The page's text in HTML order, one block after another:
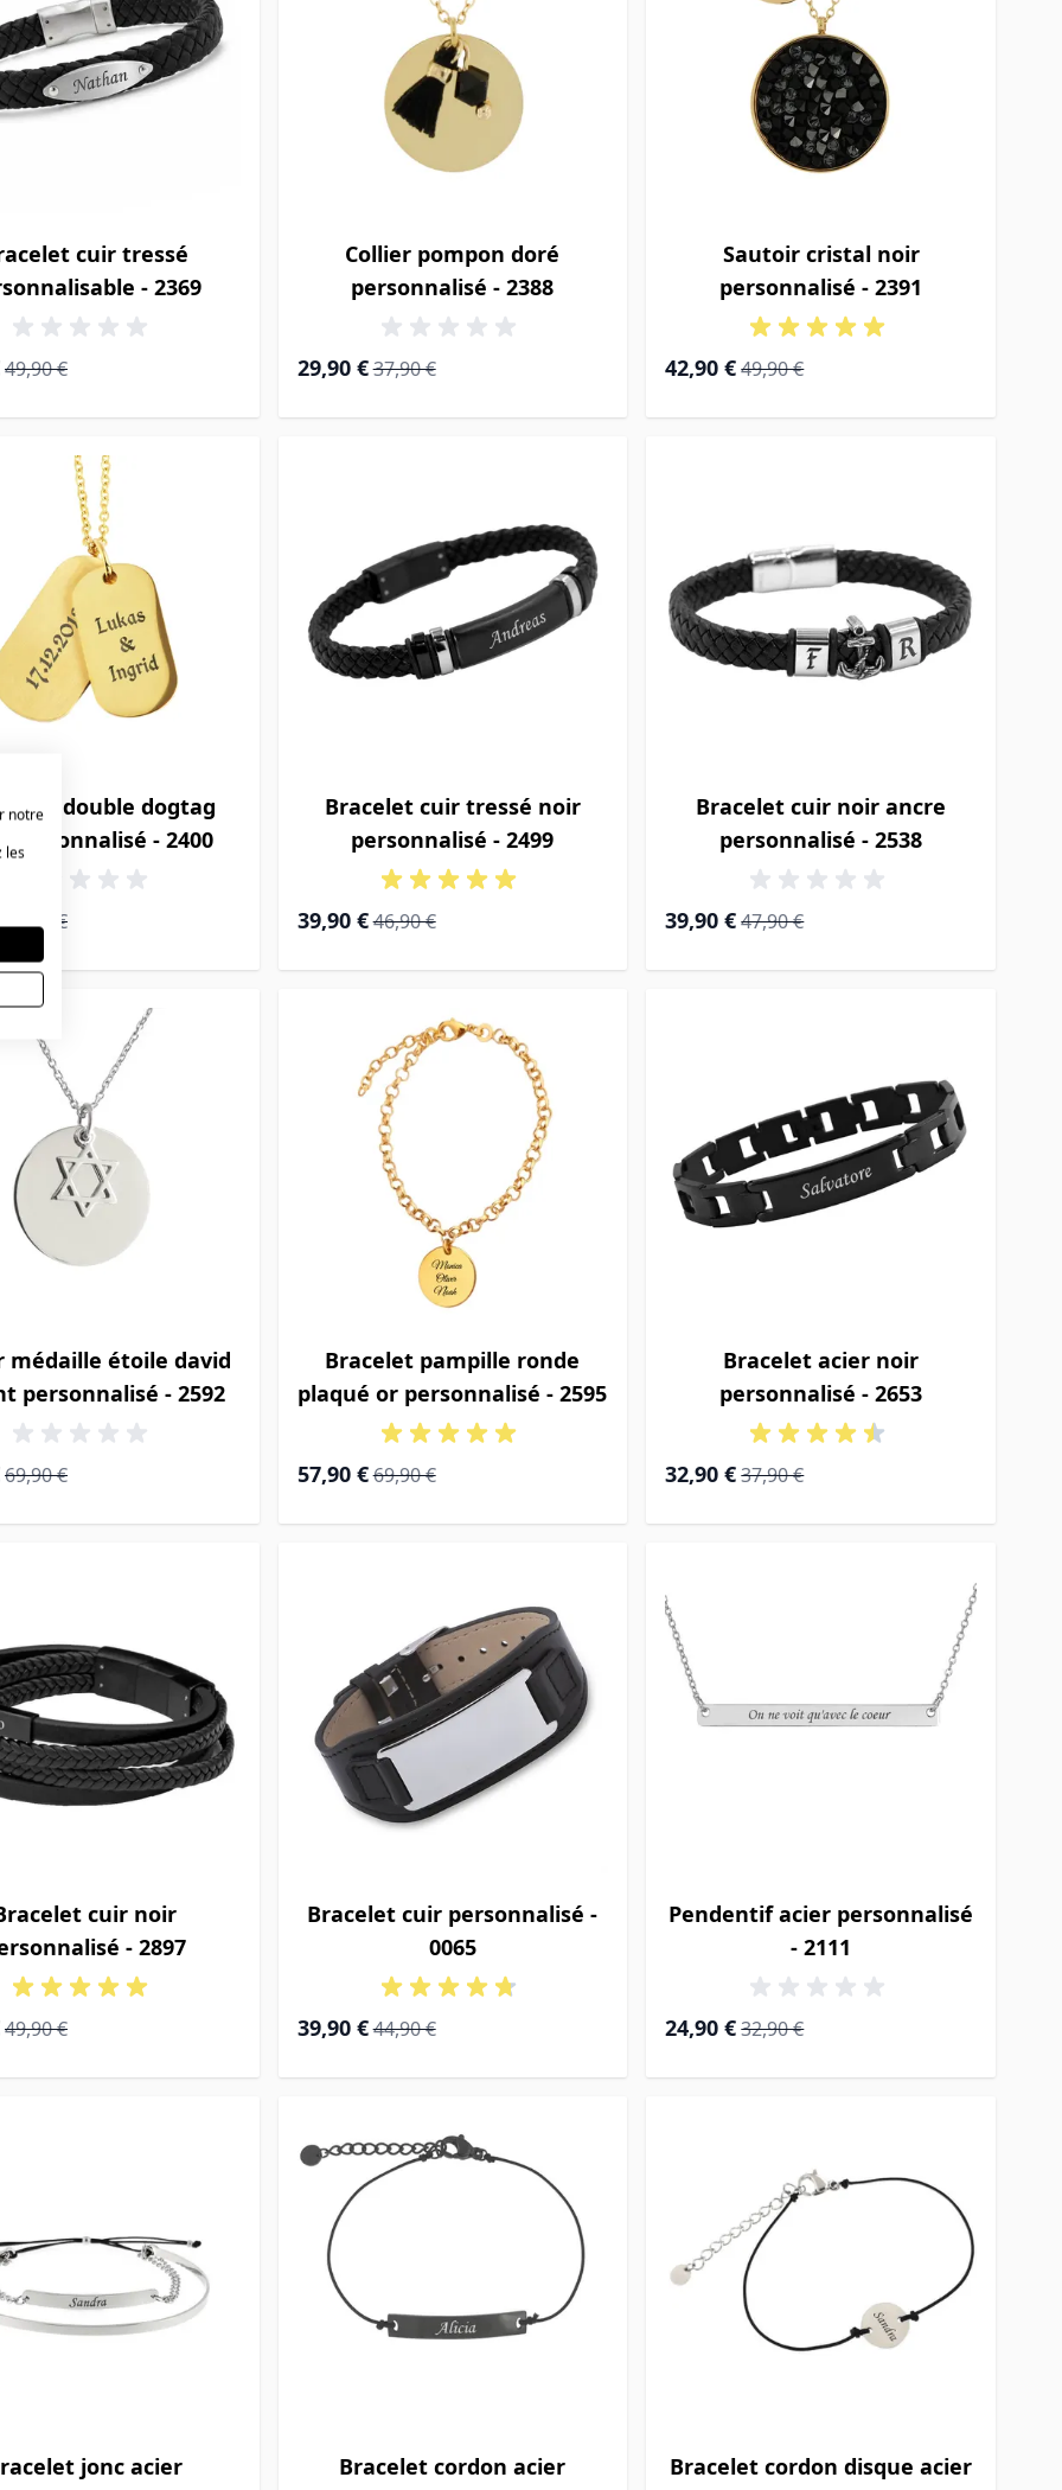
cuir tressé
- 2369
Prix normal
49,90 €
Collier pompon doré
personnalisé - 2388
Prix Spécial
29,90 € Prix normal
37,90 €
Sautoir cristal noir
personnalisé - 2391
Prix Spécial
42,90 € Prix normal
49,90 €
double dogtag
personnalisé - 2400
Prix normal
37,90 €
Bracelet cuir tressé noir
personnalisé - 2499
Prix Spécial
39,90 € Prix normal
46,90 €
Bracelet cuir noir ancre
personnalisé - 2538
Prix Spécial
39,90 € Prix normal
47,90 €
médaille étoile david
personnalisé - 2592
Prix normal
69,90 €
Bracelet pampille ronde
plaqué or personnalisé - 2595
Prix Spécial
57,90 € Prix normal
69,90 €
Bracelet acier noir
personnalisé - 2653
Prix Spécial
32,90 € Prix normal
37,90 €
cuir noir
- 2897
Prix normal
49,90 €
Bracelet cuir personnalisé -
0065
Prix Spécial
39,90 € Prix normal
44,90 €
Pendentif acier personnalisé
- 2111
Prix Spécial
24,90 € Prix normal
32,90 €
jonc acier
Bracelet cordon acier
Bracelet cordon disque acier
notre
les